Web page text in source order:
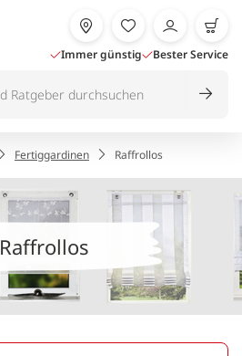
Immer günstig Bester Service
Fertiggardinen Raffrollos
Raffrollos